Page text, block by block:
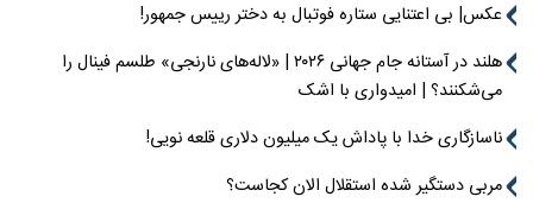
عکس| بی اعتنایی ستاره فوتبال به دختر رییس جمهور!
هلند در آستانه جام جهانی ۲۰۲۶ | «لاله‌های نارنجی» طلسم فینال را
می‌شکنند؟ | امیدواری با اشک
ناسازگاری خدا با پاداش یک میلیون دلاری قلعه نویی!
مربی دستگیر شده استقلال الان کجاست؟